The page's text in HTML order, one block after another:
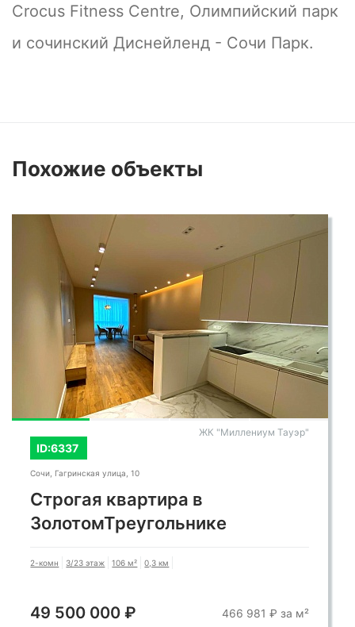
Crocus Fitness Centre, Олимпийский парк
и сочинский Диснейленд - Сочи Парк.
Похожие объекты
ID:6337
ЖК "Миллениум Тауэр"
Сочи, Гагринская улица, 10
Строгая квартира в
ЗолотомТреугольнике
2-комн 3/23 этаж 106 м² 0,3 км
49 500 000 ₽ 466 981 ₽ за м²